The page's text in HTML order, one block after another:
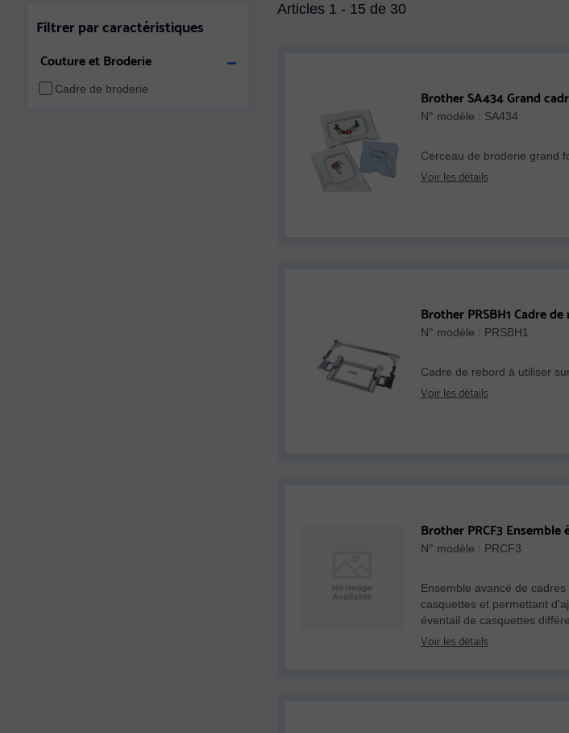
Filtrer par caractéristiques
Couture et Broderie
Cadre de broderie
Articles 1 - 15 de 30
Brother SA434 Grand
N° modèle : SA434
Cerceau de broderie grand
Voir les détails
Brother PRSBH1 Cadre
N° modèle : PRSBH1
Cadre de rebord à utiliser
Voir les détails
Brother PRCF3
N° modèle : PRCF3
Ensemble avancé de
casquettes et permettant
éventail de casquettes
Voir les détails